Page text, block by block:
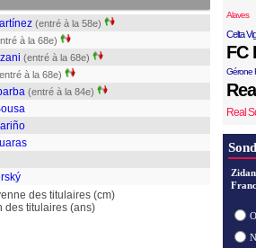
(entré à la 58e)
à la 68e)
(entré à la 68e)
à la 68e)
(entré à la 84e)
des titulaires (cm)
des titulaires (ans)
Alaves
Celta
FC
Gérone
Real